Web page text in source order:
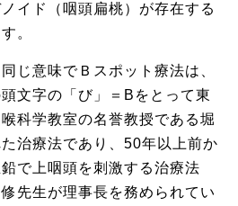
イド（咽頭扁桃）が存在する
。
じ意味でＢスポット療法は、
文字の「び」＝Bをとって東
科学教室の名誉教授である堀
治療法であり、50年以上前か
で上咽頭を刺激する治療法
先生が理事長を務められてい